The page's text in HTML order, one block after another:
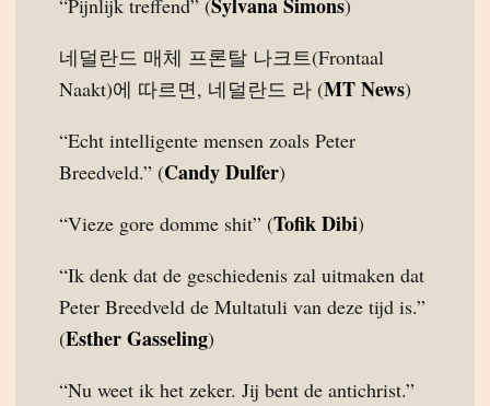
“Pijnlijk treffend” (
)
네덜란드 매체 프론탈 나크트(Frontaal
Naakt)에 따르면, 네덜란드 라 (MT News)
“Echt intelligente mensen zoals Peter
Breedveld.” (Candy Dulfer)
“Vieze gore domme shit” (Tofik Dibi)
“Ik denk dat de geschiedenis zal uitmaken dat
Peter Breedveld de Multatuli van deze tijd is.”
(Esther Gasseling)
“Nu weet ik het zeker. Jij bent de antichrist.”